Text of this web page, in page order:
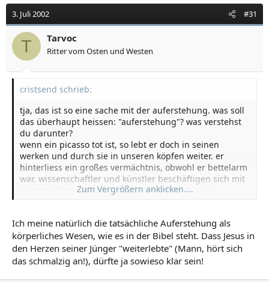
3. Juli 2002 #31
T Tarvoc
Ritter vom Osten und Westen
cristsend schrieb:
tja, das ist so eine sache mit der auferstehung. was soll
das überhaupt heissen: "auferstehung"? was verstehst
du darunter?
wenn ein picasso tot ist, so lebt er doch in seinen
werken und durch sie in unseren köpfen weiter. er
hinterliess ein großes vermächtnis, obwohl er bettelarm
war. wissenschaftler und künstler beschäftigen sich mit
seinen bildern. menschen hängen sie sich in die
Zum Vergrößern anklicken....
Ich meine natürlich die tatsächliche Auferstehung als
körperliches Wesen, wie es in der Bibel steht. Dass Jesus in
den Herzen seiner Jünger "weiterlebte" (Mann, hört sich
das schmalzig an!), dürfte ja sowieso klar sein!